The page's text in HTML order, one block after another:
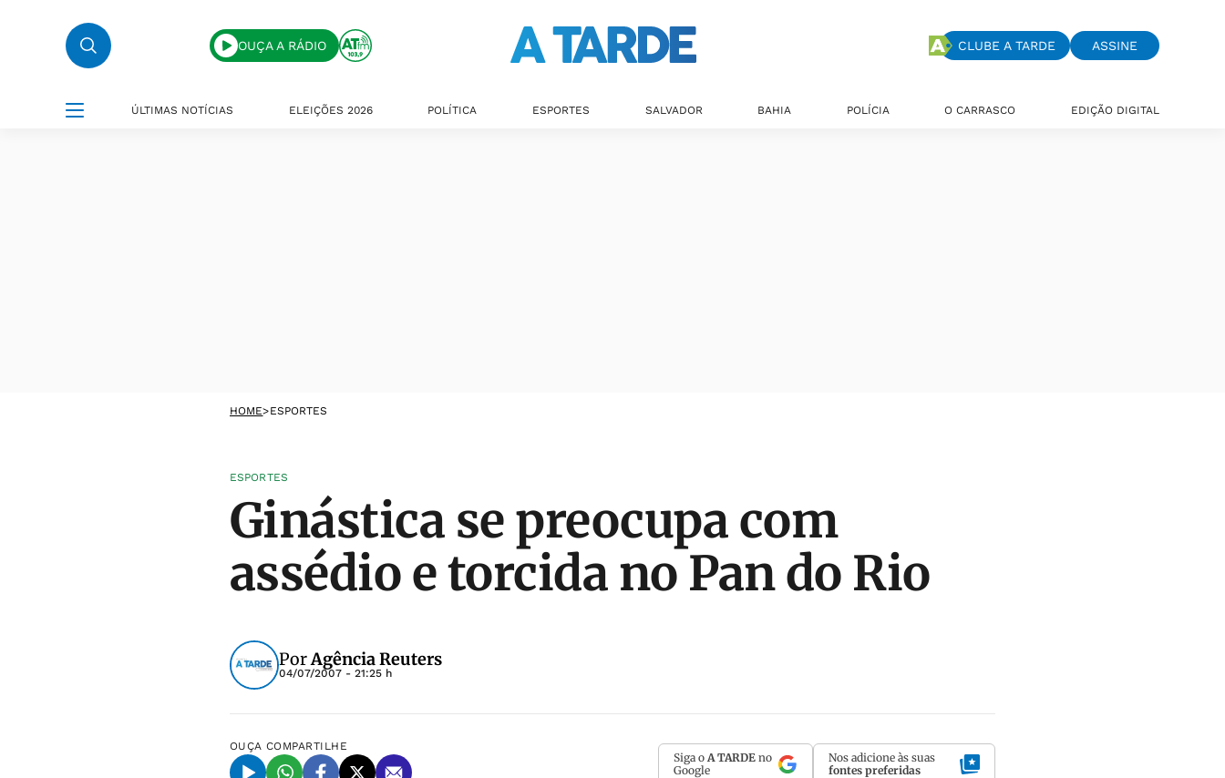
OUÇA A RÁDIO CLUBE A TARDE ASSINE
ÚLTIMAS NOTÍCIAS ELEIÇÕES 2026 POLÍTICA ESPORTES SALVADOR BAHIA POLÍCIA O CARRASCO EDIÇÃO DIGITAL
HOME>ESPORTES
ESPORTES
Ginástica se preocupa com
assédio e torcida no Pan do Rio
PorAgência Reuters
04/07/2007 - 21:25 h
OUÇA COMPARTILHE
Siga o A TARDE no
Google
Nos adicione às suas
fontes preferidas